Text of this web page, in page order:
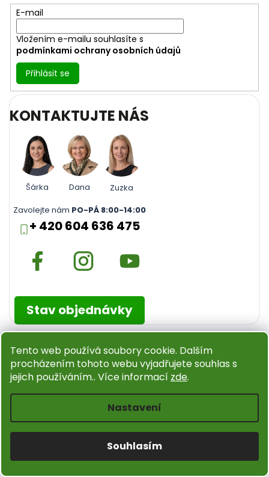
Tento web používá soubory cookie. Dalším
procházením tohoto webu vyjadřujete souhlas s
jejich používáním.. Více informací zde.
Nastavení
Souhlasím
E-mail
Vložením e-mailu souhlasíte s
podmínkami ochrany osobních údajů
Přihlásit se
KONTAKTUJTE NÁS
Šárka Dana
Zuzka
Zavolejte nám PO-PÁ 8:00-14:00
+ 420 604 636 475
Stav objednávky
Instagram